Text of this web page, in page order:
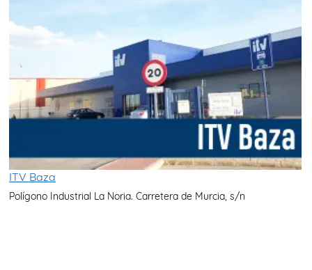
ITV Baza
Polígono Industrial La Noria. Carretera de Murcia, s/n